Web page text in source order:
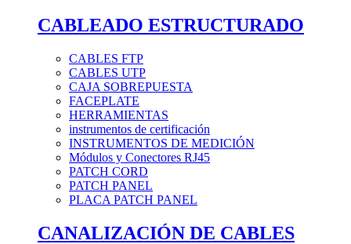
CABLEADO ESTRUCTURADO
CABLES FTP
CABLES UTP
CAJA SOBREPUESTA
FACEPLATE
HERRAMIENTAS
instrumentos de certificación
INSTRUMENTOS DE MEDICIÓN
Módulos y Conectores RJ45
PATCH CORD
PATCH PANEL
PLACA PATCH PANEL
CANALIZACIÓN DE CABLES